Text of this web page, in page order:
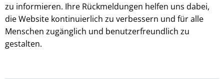
zu informieren. Ihre Rückmeldungen helfen uns dabei,
die Website kontinuierlich zu verbessern und für alle
Menschen zugänglich und benutzerfreundlich zu
gestalten.